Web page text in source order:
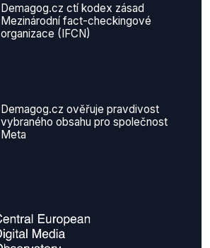
Demagog.cz ctí kodex zásad
Mezinárodní fact-checkingové
organizace (IFCN)
Demagog.cz ověřuje pravdivost
vybraného obsahu pro společnost
Meta